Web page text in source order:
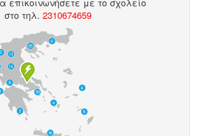
στο τηλ. 2310674659